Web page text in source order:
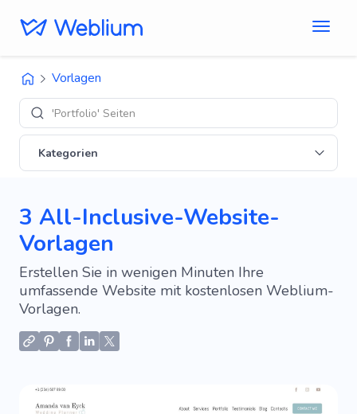
Vorlagen
'Portfolio' Seiten
Kategorien
3 All-Inclusive-Website-
Vorlagen
Erstellen Sie in wenigen Minuten Ihre
umfassende Website mit kostenlosen Weblium-
Vorlagen.